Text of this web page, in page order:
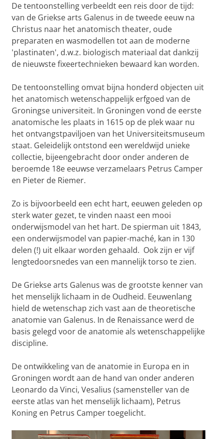
De tentoonstelling verbeeldt een reis door de tijd:
van de Griekse arts Galenus in de tweede eeuw na
Christus naar het anatomisch theater, oude
preparaten en wasmodellen tot aan de moderne
'plastinaten', d.w.z. biologisch materiaal dat dankzij
de nieuwste fixeertechnieken bewaard kan worden.
De tentoonstelling omvat bijna honderd objecten uit
het anatomisch wetenschappelijk erfgoed van de
Groningse universiteit. In Groningen vond de eerste
anatomische les plaats in 1615 op de plek waar nu
het ontvangstpaviljoen van het Universiteitsmuseum
staat. Geleidelijk ontstond een wereldwijd unieke
collectie, bijeengebracht door onder anderen de
beroemde 18e eeuwse verzamelaars Petrus Camper
en Pieter de Riemer.
Zo is bijvoorbeeld een echt hart, eeuwen geleden op
sterk water gezet, te vinden naast een mooi
onderwijsmodel van het hart. De spierman uit 1843,
een onderwijsmodel van papier-maché, kan in 130
delen (!) uit elkaar worden gehaald. Ook zijn er vijf
lengtedoorsnedes van een mannelijk torso te zien.
De Griekse arts Galenus was de grootste kenner van
het menselijk lichaam in de Oudheid. Eeuwenlang
hield de wetenschap zich vast aan de theoretische
anatomie van Galenus. In de Renaissance werd de
basis gelegd voor de anatomie als wetenschappelijke
discipline.
De ontwikkeling van de anatomie in Europa en in
Groningen wordt aan de hand van onder anderen
Leonardo da Vinci, Vesalius (samensteller van de
eerste atlas van het menselijk lichaam), Petrus
Koning en Petrus Camper toegelicht.